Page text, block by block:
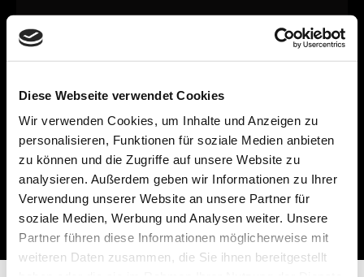
Diese Webseite verwendet Cookies
Wir verwenden Cookies, um Inhalte und Anzeigen zu
personalisieren, Funktionen für soziale Medien anbieten
zu können und die Zugriffe auf unsere Website zu
analysieren. Außerdem geben wir Informationen zu Ihrer
Verwendung unserer Website an unsere Partner für
soziale Medien, Werbung und Analysen weiter. Unsere
Partner führen diese Informationen möglicherweise mit
weiteren Daten zusammen, die Sie ihnen bereitgestellt